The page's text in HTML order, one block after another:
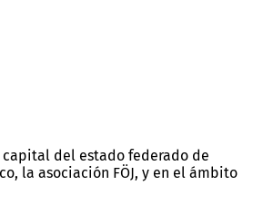
del estado federado de
la asociación FÖJ, y en el ámbito